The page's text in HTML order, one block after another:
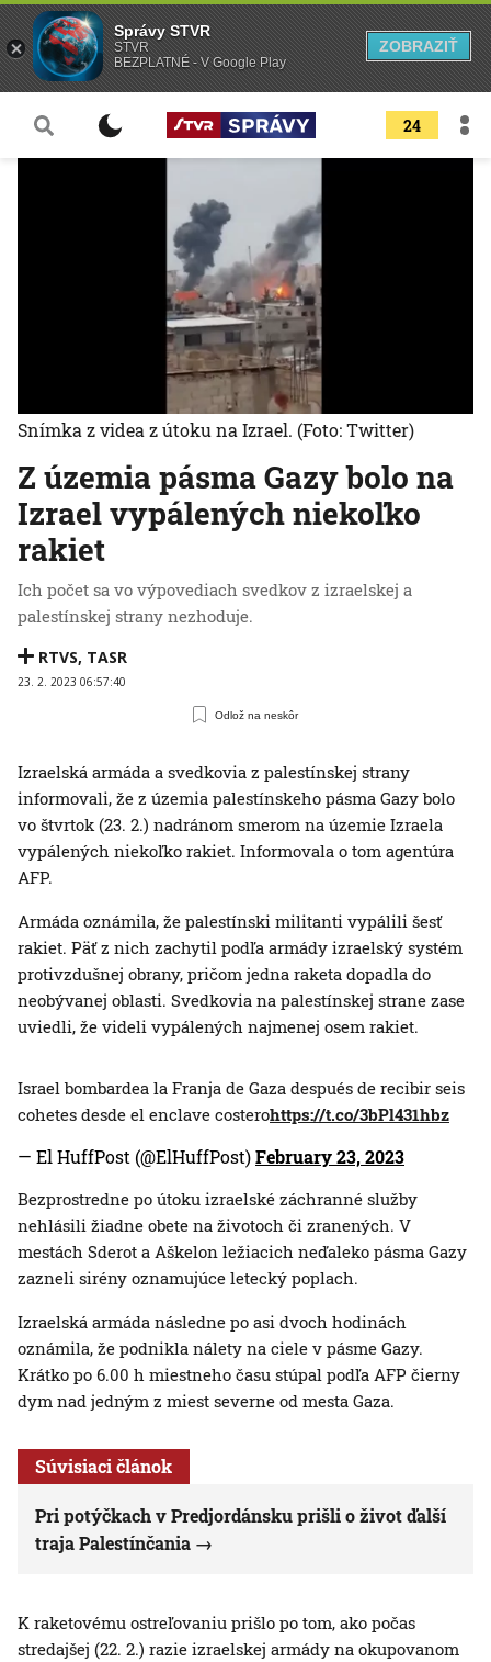
24
Z územia pásma Gazy bolo na
Izrael vypálených niekoľko
rakiet
Ich počet sa vo výpovediach svedkov z izraelskej a
palestínskej strany nezhoduje.
RTVS, TASR
23. 2. 2023 06:57:40
Odlož na neskôr
Snímka z videa z útoku na Izrael. (Foto: Twitter)
Izraelská armáda a svedkovia z palestínskej strany
informovali, že z územia palestínskeho pásma Gazy bolo
vo štvrtok (23. 2.) nadránom smerom na územie Izraela
vypálených niekoľko rakiet. Informovala o tom agentúra
AFP.
Armáda oznámila, že palestínski militanti vypálili šesť
rakiet. Päť z nich zachytil podľa armády izraelský systém
protivzdušnej obrany, pričom jedna raketa dopadla do
neobývanej oblasti. Svedkovia na palestínskej strane zase
uviedli, že videli vypálených najmenej osem rakiet.
Israel bombardea la Franja de Gaza después de recibir seis
cohetes desde el enclave costerohttps://t.co/3bPl431hbz
— El HuffPost (@ElHuffPost)February 23, 2023
Bezprostredne po útoku izraelské záchranné služby
nehlásili žiadne obete na životoch či zranených. V
mestách Sderot a Aškelon ležiacich neďaleko pásma Gazy
zazneli sirény oznamujúce letecký poplach.
Izraelská armáda následne po asi dvoch hodinách
oznámila, že podnikla nálety na ciele v pásme Gazy.
Krátko po 6.00 h miestneho času stúpal podľa AFP čierny
dym nad jedným z miest severne od mesta Gaza.
Súvisiaci článok
Pri potýčkach v Predjordánsku prišli o život ďalší
traja Palestínčania
K raketovému ostreľovaniu prišlo po tom, ako počas
stredajšej (22. 2.) razie izraelskej armády na okupovanom
Správy STVR
STVR
BEZPLATNÉ - V Google Play
ZOBRAZIŤ